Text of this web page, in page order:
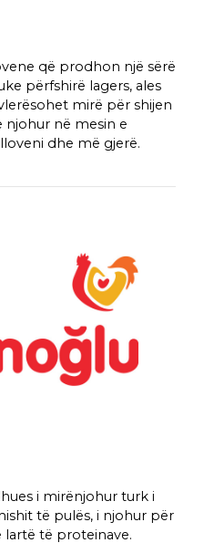
që prodhon një sërë
përfshirë lagers, ales
mirë për shijen
njohur në mesin e
dhe më gjerë.
i mirënjohur turk i
të pulës, i njohur për
lartë të proteinave.